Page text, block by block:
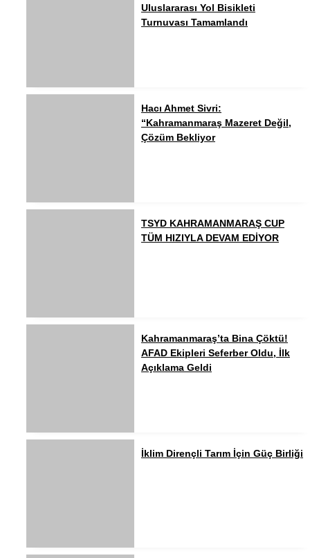
Uluslararası Yol Bisikleti
Turnuvası Tamamlandı
Hacı Ahmet Sivri:
“Kahramanmaraş Mazeret Değil,
Çözüm Bekliyor
TSYD KAHRAMANMARAŞ CUP
TÜM HIZIYLA DEVAM EDİYOR
Kahramanmaraş’ta Bina Çöktü!
AFAD Ekipleri Seferber Oldu, İlk
Açıklama Geldi
İklim Dirençli Tarım İçin Güç Birliği